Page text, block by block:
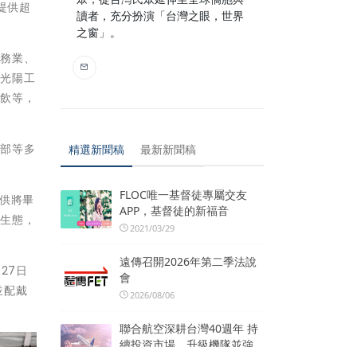
供超
業、
陽工
等，
等多
將畢
態，
日
配戴
讀者，充分扮演「台灣之眼，世界
之窗」。
精選新聞稿 最新新聞稿
FLOC唯一基督徒專屬交友
APP，基督徒的新福音
2021/03/29
遠傳召開2026年第二季法說
會
2026/08/06
聯合航空深耕台灣40週年 持